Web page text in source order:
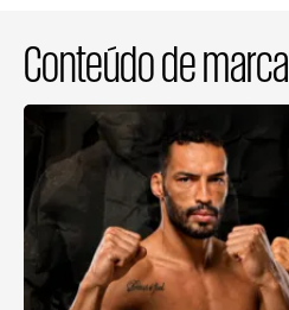
Conteúdo de marca